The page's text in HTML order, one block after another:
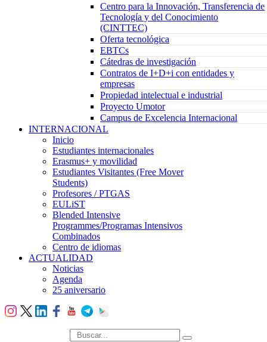
Centro para la Innovación, Transferencia de
Tecnología y del Conocimiento
(CINTTEC)
Oferta tecnológica
EBTCs
Cátedras de investigación
Contratos de I+D+i con entidades y
empresas
Propiedad intelectual e industrial
Proyecto Umotor
Campus de Excelencia Internacional
INTERNACIONAL
Inicio
Estudiantes internacionales
Erasmus+ y movilidad
Estudiantes Visitantes (Free Mover
Students)
Profesores / PTGAS
EULiST
Blended Intensive
Programmes/Programas Intensivos
Combinados
Centro de idiomas
ACTUALIDAD
Noticias
Agenda
25 aniversario
búsqueda